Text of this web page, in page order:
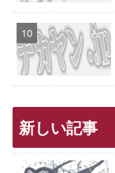
新しい記事